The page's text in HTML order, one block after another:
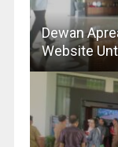
Dewan
Website